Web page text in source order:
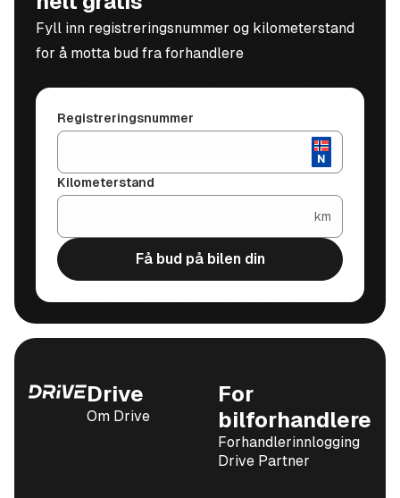
Fyll inn registreringsnummer og kilometerstand
for å motta bud fra forhandlere
Registreringsnummer
Kilometerstand
km
Få bud på bilen din
Drive
Om Drive
For
bilforhandlere
Forhandlerinnlogging
Drive Partner